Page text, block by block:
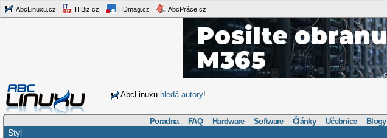
AbcLinuxu.cz ITBiz.cz HDmag.cz AbcPráce.cz
AbcLinuxu hledá autory!
Poradna FAQ Hardware Software Články Učebnice Blogy
Styl